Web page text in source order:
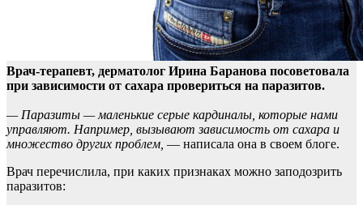
Врач-терапевт, дерматолог Ирина Баранова посоветовала
при зависимости от сахара провериться на паразитов.
— Паразиты — маленькие серые кардиналы, которые нами
управляют. Например, вызывают зависимость от сахара и
множество других проблем, — написала она в своем блоге.
Врач перечислила, при каких признаках можно заподозрить
паразитов: